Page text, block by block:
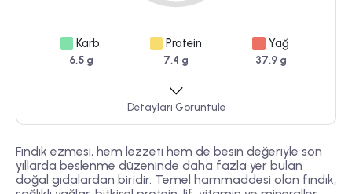
Karb.
6,5 g
Protein
7,4 g
Yağ
37,9 g
Detayları Görüntüle
Fındık ezmesi, hem lezzeti hem de besin değeriyle son
yıllarda beslenme düzeninde daha fazla yer bulan
doğal gıdalardan biridir. Temel hammaddesi olan fındık,